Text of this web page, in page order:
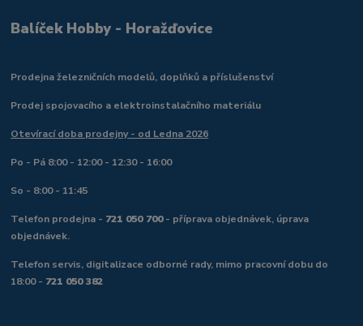
Balíček Hobby - Horažďovice
Prodejna železničních modelů, doplňků a příslušenství
Prodej spojovacího a elektroinstalačního materiálu
Otevírací doba prodejny - od Ledna 2026
Po - Pá 8:00 - 12:00 - 12:30 - 16:00
So - 8:00 - 11:45
Telefon prodejna - 721 050 700- příprava objednávek, úprava
objednávek.
Telefon servis, digitalizace odborné rady, mimo pracovní dobu do
18:00 - 721 050 382